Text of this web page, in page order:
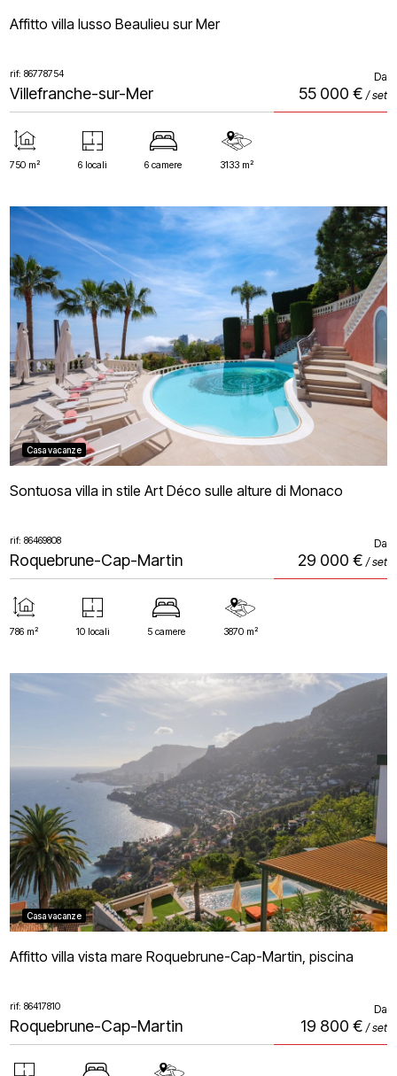
Affitto villa lusso Beaulieu sur Mer
rif: 86778754 Da
55 000 € / set
Villefranche-sur-Mer
750 m² 6 locali 6 camere 3133 m²
Casa vacanze
Sontuosa villa in stile Art Déco sulle alture di Monaco
rif: 86469808 Da
29 000 € / set
Roquebrune-Cap-Martin
786 m² 10 locali 5 camere 3870 m²
Casa vacanze
Affitto villa vista mare Roquebrune-Cap-Martin, piscina
rif: 86417810 Da
19 800 €/ set
Roquebrune-Cap-Martin